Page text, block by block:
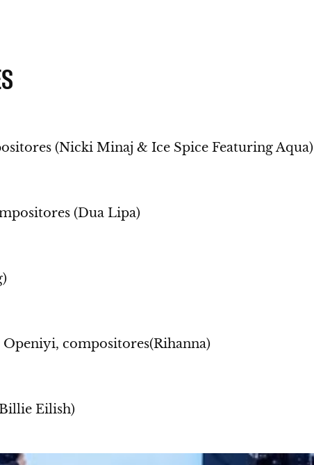
(Nicki Minaj & Ice Spice Featuring Aqua)
(Dua Lipa)
compositores(Rihanna)
Eilish)